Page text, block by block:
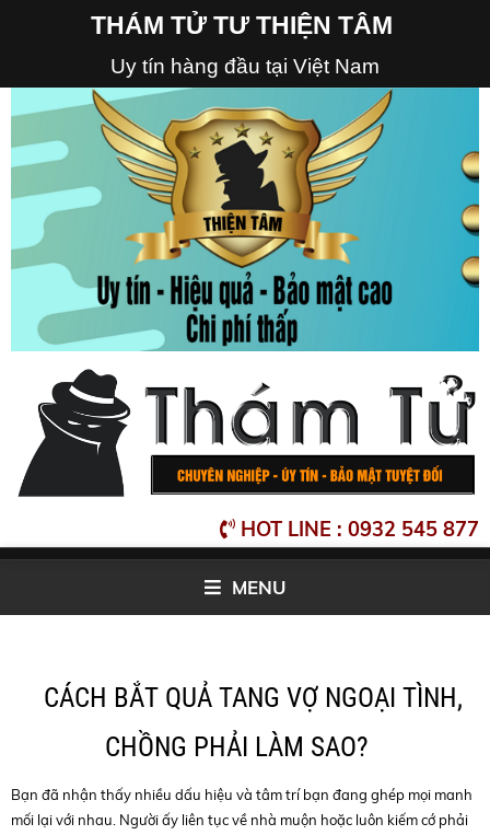
THÁM TỬ TƯ THIỆN TÂM
Uy tín hàng đầu tại Việt Nam
HOT LINE : 0932 545 877
MENU
CÁCH BẮT QUẢ TANG VỢ NGOẠI TÌNH,
CHỒNG PHẢI LÀM SAO?
Bạn đã nhận thấy nhiều dấu hiệu và tâm trí bạn đang ghép mọi manh
mối lại với nhau. Người ấy liên tục về nhà muộn hoặc luôn kiếm cớ phải